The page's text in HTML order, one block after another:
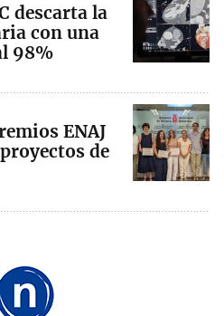
descarta la
con una
98%
ENAJ
de